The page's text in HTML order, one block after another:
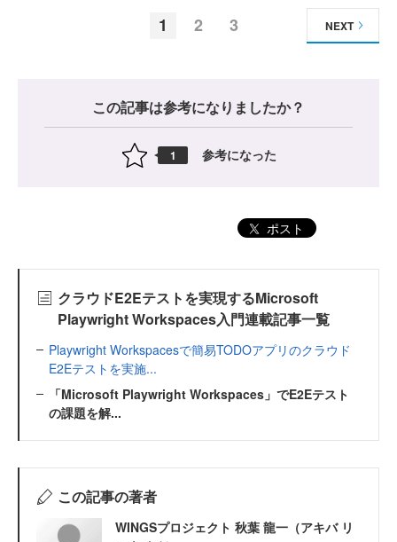
1 2 3 NEXT
この記事は参考になりましたか？
1 参考になった
ポスト
クラウドE2Eテストを実現するMicrosoft
Playwright Workspaces入門連載記事一覧
Playwright Workspacesで簡易TODOアプリのクラウド
E2Eテストを実施...
「Microsoft Playwright Workspaces」でE2Eテスト
の課題を解...
この記事の著者
WINGSプロジェクト 秋葉 龍一（アキバ リ